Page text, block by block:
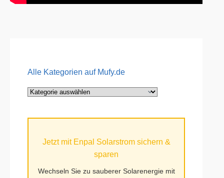
Alle Kategorien auf Mufy.de
Alle
Jetzt mit Enpal Solarstrom sichern &
sparen
Wechseln Sie zu sauberer Solarenergie mit